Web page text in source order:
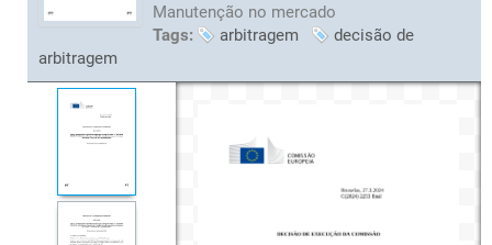
Manutenção no mercado
Tags:
arbitragem
decisão de
arbitragem